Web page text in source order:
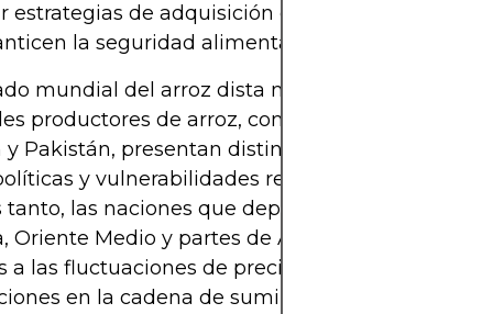
estrategias de adquisición o crear políticas
la seguridad alimentaria.
mundial del arroz dista mucho de ser
productores de arroz, como China, India,
Pakistán, presentan distintos grados de
y vulnerabilidades relacionadas con el
tanto, las naciones que dependen de las
Oriente Medio y partes de Asia son cada vez
a las fluctuaciones de precios provocadas por
en la cadena de suministro. Dado que el